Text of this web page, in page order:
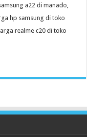
a22 di manado,
hp samsung di toko
realme c20 di toko